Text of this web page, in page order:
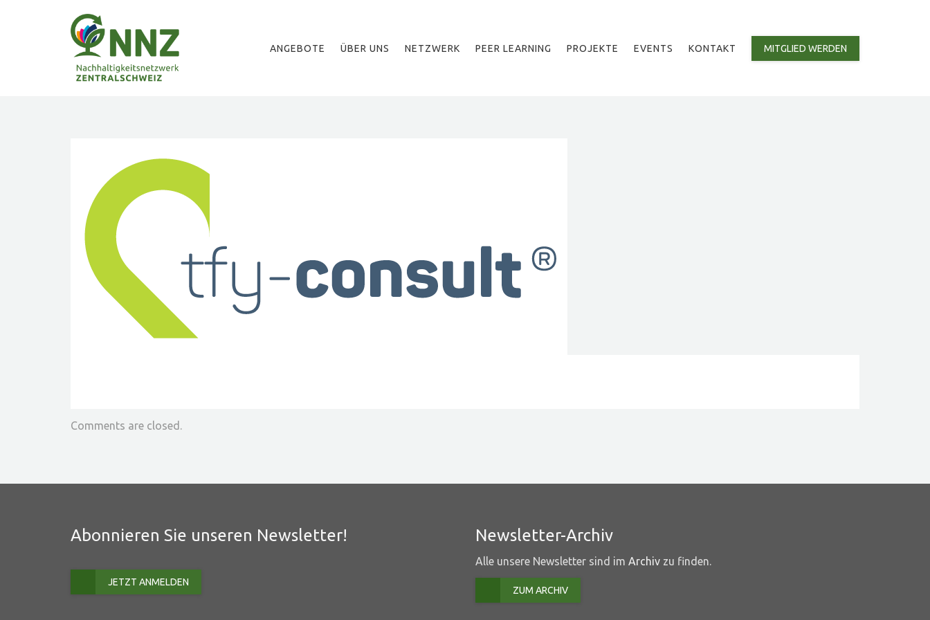
ANGEBOTE ÜBER UNS NETZWERK PEER LEARNING PROJEKTE EVENTS KONTAKT MITGLIED WERDEN
Comments are closed.
Abonnieren Sie unseren Newsletter!
JETZT ANMELDEN
Newsletter-Archiv
Alle unsere Newsletter sind im Archiv zu finden.
ZUM ARCHIV